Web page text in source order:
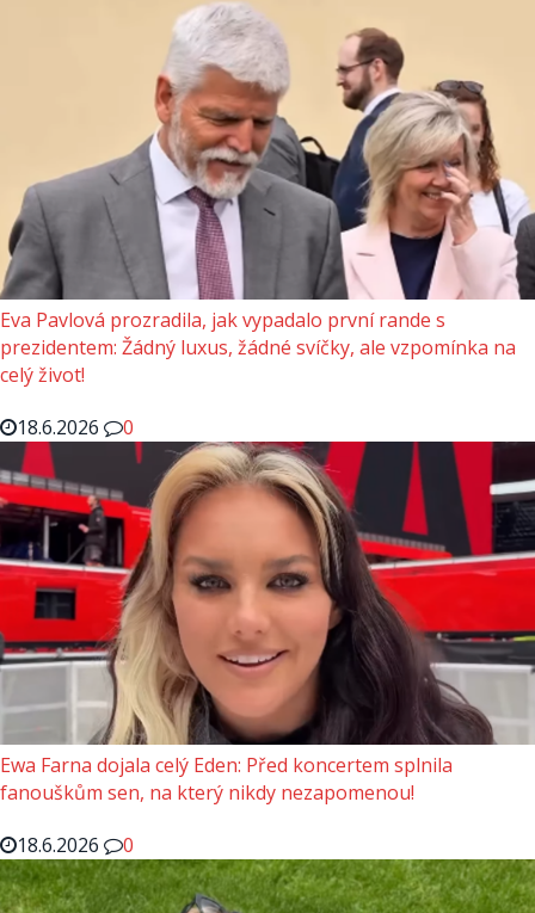
Eva Pavlová prozradila, jak vypadalo první rande s
prezidentem: Žádný luxus, žádné svíčky, ale vzpomínka na
celý život!
18.6.2026
0
Ewa Farna dojala celý Eden: Před koncertem splnila
fanouškům sen, na který nikdy nezapomenou!
18.6.2026
0